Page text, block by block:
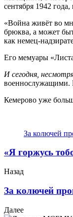
сентября 1942
«Война живёт во
брюква, а может
как немец-
Его мемуары
И сегодня,
военнослужащими.
Кемерово уже
За колючей
«Я горжусь
Назад
За колючей
Далее